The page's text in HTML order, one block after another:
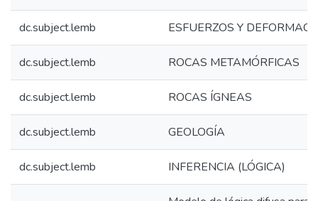
dc.subject.lemb ESFUERZOS Y
dc.subject.lemb ROCAS METAMÓRFICAS
dc.subject.lemb ROCAS ÍGNEAS
dc.subject.lemb GEOLOGÍA
dc.subject.lemb INFERENCIA (LÓGICA)